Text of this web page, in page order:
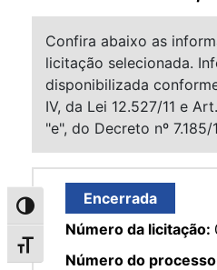
Alternar alto contraste
Alternar tamanho da fonte
Confira abaixo as
licitação selecionada.
disponibilizada
IV, da Lei 12.527/11 e
"e", do Decreto nº 7.185/
Encerrada
Número da licitação:
Número do